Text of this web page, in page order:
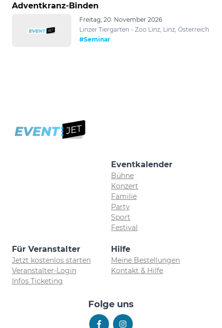
Adventkranz-Binden
Freitag, 20. November 2026
Linzer Tiergarten - Zoo Linz, Linz, Österreich
#Seminar
Eventkalender
Bühne
Konzert
Familie
Party
Sport
Festival
Für Veranstalter
Jetzt kostenlos starten
Veranstalter-Login
Infos Ticketing
Hilfe
Meine Bestellungen
Kontakt & Hilfe
Folge uns